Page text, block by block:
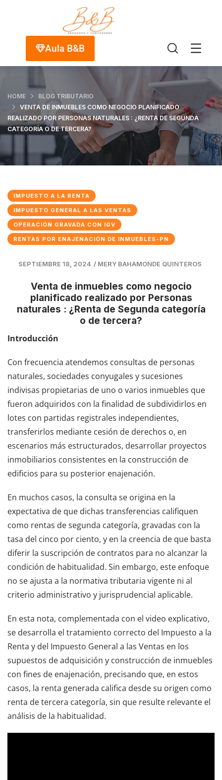
Aula B&B
HOME
BLOG TRIBUTARIO
VENTA DE INMUEBLES COMO NEGOCIO PLANIFICADO
REALIZADO POR PERSONAS NATURALES : ¿RENTA DE SEGUNDA
CATEGORÍA O DE TERCERA?
IMPUESTO A LA RENTA
IMPUESTO GENERAL A LAS VENTAS
OPERACIÓN GRAVADA CON IGV
RENTAS POR ENAJENACIÓN DE INMUEBLES-PN
SEPTIEMBRE 18, 2024 / MERY BAHAMONDE QUINTEROS
Venta de inmuebles como negocio
planificado realizado por Personas
naturales : ¿Renta de Segunda categoría
o de tercera?
Introducción
Con frecuencia atendemos consultas de personas
naturales, sociedades conyugales y sucesiones
indivisas propietarias de uno o varios inmuebles que
fueron adquiridos con la finalidad de subdividirlos en
lotes con partidas registrales independientes,
transferirlos mediante cesión de derechos o, en
escenarios más estructurados, desarrollar proyectos
inmobiliarios consistentes en la construcción de
edificios para su posterior enajenación.
En muchos casos, la consulta se origina en la
expectativa de que dichas transferencias califiquen
como rentas de segunda categoría, gravadas con la
tasa del cinco por ciento, y en la creencia de que basta
diferir la suscripción de contratos para no alcanzar la
condición de habitualidad. Sin embargo, este enfoque
no se ajusta a la normativa tributaria vigente ni al
criterio administrativo y jurisprudencial aplicable.
En esta nota, complementada con el video explicativo,
se desarrolla el tratamiento correcto del Impuesto a la
Renta y del Impuesto General a las Ventas en los
supuestos de adquisición y construcción de inmuebles
con fines de enajenación, precisando que, en estos
casos, la renta generada califica desde su origen como
renta de tercera categoría, sin que resulte relevante el
análisis de la habitualidad.